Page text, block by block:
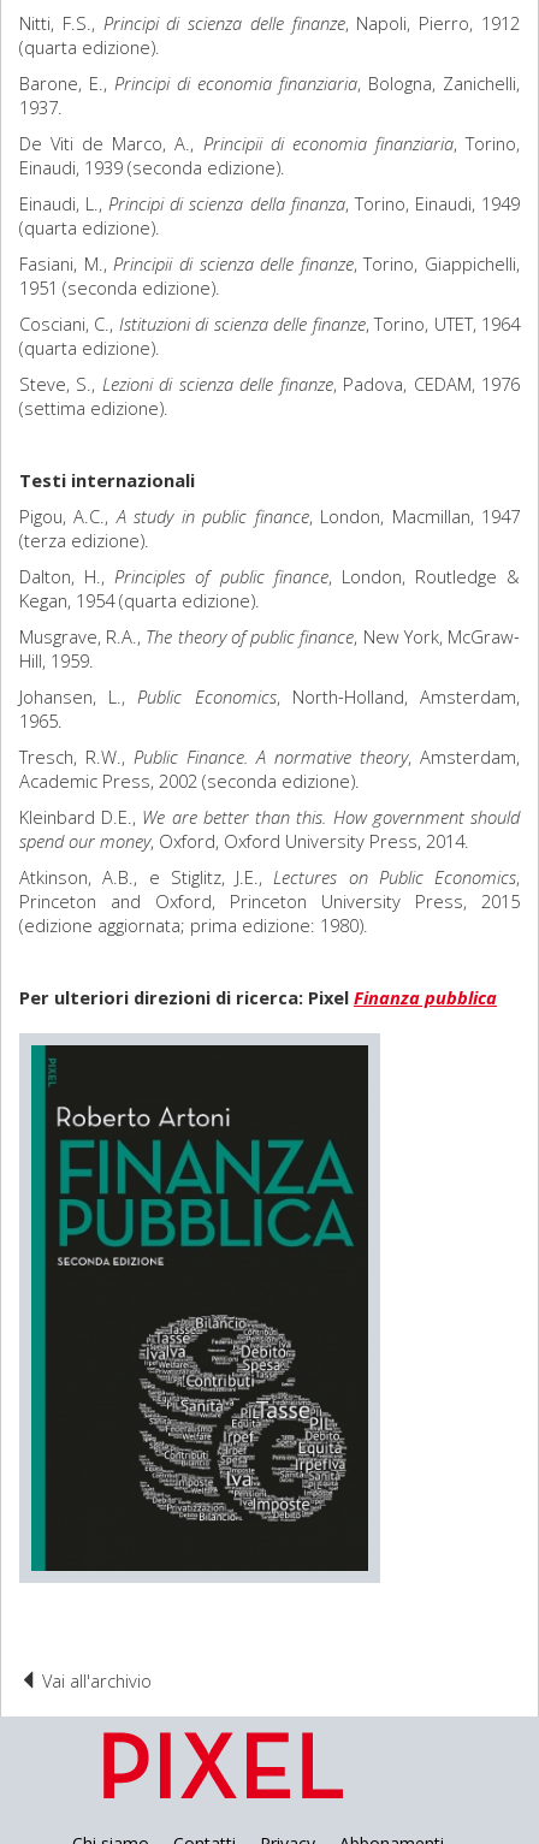
Nitti, F.S., Principi di scienza delle finanze, Napoli, Pierro, 1912
(quarta edizione).
Barone, E., Principi di economia finanziaria, Bologna, Zanichelli,
1937.
De Viti de Marco, A., Principii di economia finanziaria, Torino,
Einaudi, 1939 (seconda edizione).
Einaudi, L.,Principi di scienza della finanza, Torino, Einaudi, 1949
(quarta edizione).
Fasiani, M.,Principii di scienza delle finanze, Torino, Giappichelli,
1951 (seconda edizione).
Cosciani, C., Istituzioni di scienza delle finanze, Torino, UTET, 1964
(quarta edizione).
Steve, S., Lezioni di scienza delle finanze, Padova, CEDAM, 1976
(settima edizione).
Testi internazionali
Pigou, A.C.,A study in public finance, London, Macmillan, 1947
(terza edizione).
Dalton, H.,Principles of public finance, London, Routledge &
Kegan, 1954 (quarta edizione).
Musgrave, R.A., The theory of public finance, New York, McGraw-
Hill, 1959.
Johansen, L.,Public Economics, North-Holland, Amsterdam,
1965.
Tresch, R.W., Public Finance. A normative theory, Amsterdam,
Academic Press, 2002 (seconda edizione).
Kleinbard D.E., We are better than this. How government should
spend our money, Oxford, Oxford University Press, 2014.
Atkinson, A.B., e Stiglitz, J.E.,Lectures on Public Economics,
Princeton and Oxford, Princeton University Press, 2015
(edizione aggiornata; prima edizione: 1980).
Per ulteriori direzioni di ricerca: Pixel Finanza pubblica
Vai all'archivio